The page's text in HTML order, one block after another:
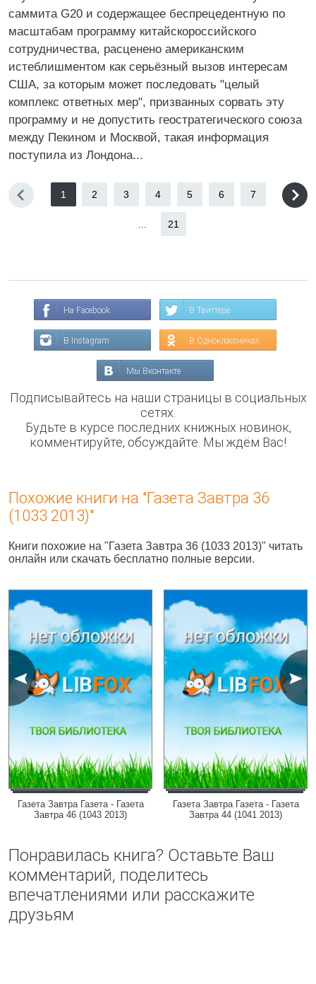
саммита G20 и содержащее беспрецедентную по
масштабам программу китайскороссийского
сотрудничества, расценено американским
истеблишментом как серьёзный вызов интересам
США, за которым может последовать "целый
комплекс ответных мер", призванных сорвать эту
программу и не допустить геостратегического союза
между Пекином и Москвой, такая информация
поступила из Лондона...
1 2 3 4 5 6 7
21
На Facebook В Твиттере
В Instagram В Одноклассниках
Мы Вконтакте
Подписывайтесь на наши страницы в социальных
сетях.
Будьте в курсе последних книжных новинок,
комментируйте, обсуждайте. Мы ждём Вас!
Похожие книги на "Газета Завтра 36
(1033 2013)"
Книги похожие на "Газета Завтра 36 (1033 2013)" читать
онлайн или скачать бесплатно полные версии.
Газета Завтра Газета - Газета
Завтра 46 (1043 2013)
Газета Завтра Газета - Газета
Завтра 44 (1041 2013)
Понравилась книга? Оставьте Ваш
комментарий, поделитесь
впечатлениями или расскажите
друзьям